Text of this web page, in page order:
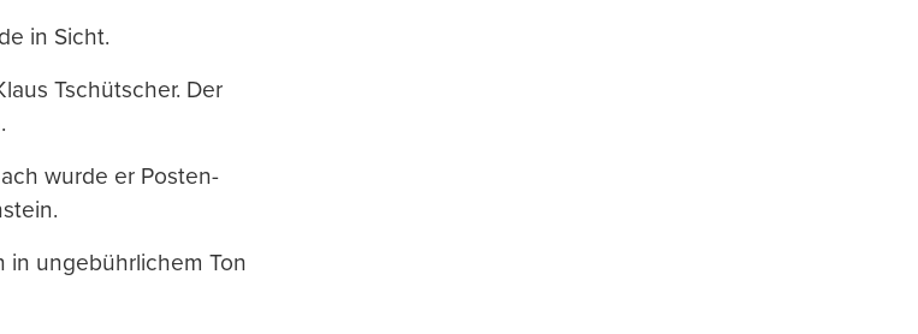
in Sicht.
Tschütscher. Der
wurde er Posten-
in ungebührlichem Ton